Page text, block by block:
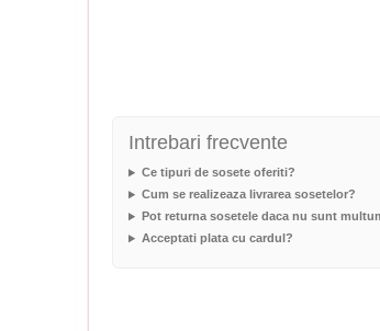
Intrebari frecvente
Ce tipuri de sosete oferiti?
Cum se realizeaza livrarea sosetelor?
Pot returna sosetele daca nu sunt
Acceptati plata cu cardul?